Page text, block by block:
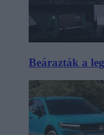
Beárazták a